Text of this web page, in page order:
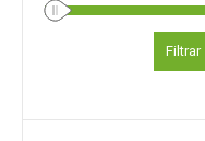
Filtrar